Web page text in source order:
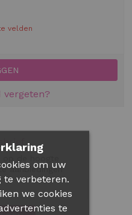
vergeten?
aanbiedingen
om uw
te verbeteren.
we cookies
te